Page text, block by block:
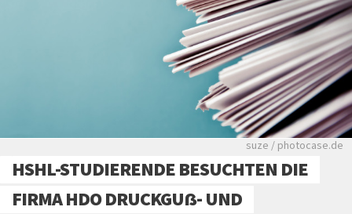
Viele Zeitungen.
suze / photocase.de
HSHL-STUDIERENDE BESUCHTEN DIE
FIRMA HDO DRUCKGUẞ- UND